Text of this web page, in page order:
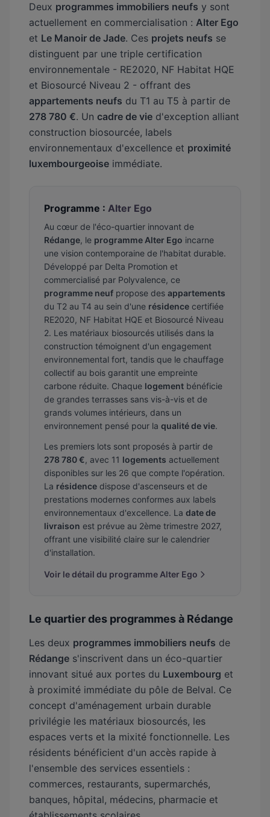
Deux programmes immobiliers neufs y sont
actuellement en commercialisation : Alter Ego
et Le Manoir de Jade. Ces projets neufs se
distinguent par une triple certification
environnementale - RE2020, NF Habitat HQE
et Biosourcé Niveau 2 - offrant des
appartements neufs du T1 au T5 à partir de
278 780 €. Un cadre de vie d'exception alliant
construction biosourcée, labels
environnementaux d'excellence et proximité
luxembourgeoise immédiate.
Programme : Alter Ego
Au cœur de l'éco-quartier innovant de
Rédange, le programme Alter Ego incarne
une vision contemporaine de l'habitat durable.
Développé par Delta Promotion et
commercialisé par Polyvalence, ce
programme neuf propose des appartements
du T2 au T4 au sein d'une résidence certifiée
RE2020, NF Habitat HQE et Biosourcé Niveau
2. Les matériaux biosourcés utilisés dans la
construction témoignent d'un engagement
environnemental fort, tandis que le chauffage
collectif au bois garantit une empreinte
carbone réduite. Chaque logement bénéficie
de grandes terrasses sans vis-à-vis et de
grands volumes intérieurs, dans un
environnement pensé pour la qualité de vie.
Les premiers lots sont proposés à partir de
278 780 €, avec 11 logements actuellement
disponibles sur les 26 que compte l'opération.
La résidence dispose d'ascenseurs et de
prestations modernes conformes aux labels
environnementaux d'excellence. La date de
livraison est prévue au 2ème trimestre 2027,
offrant une visibilité claire sur le calendrier
d'installation.
Voir le détail du programme Alter Ego
Le quartier des programmes à Rédange
Les deux programmes immobiliers neufs de
Rédange s'inscrivent dans un éco-quartier
innovant situé aux portes du Luxembourg et
à proximité immédiate du pôle de Belval. Ce
concept d'aménagement urbain durable
privilégie les matériaux biosourcés, les
espaces verts et la mixité fonctionnelle. Les
résidents bénéficient d'un accès rapide à
l'ensemble des services essentiels :
commerces, restaurants, supermarchés,
banques, hôpital, médecins, pharmacie et